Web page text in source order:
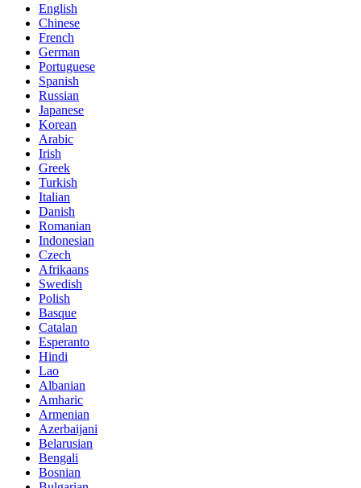
English
Chinese
French
German
Portuguese
Spanish
Russian
Japanese
Korean
Arabic
Irish
Greek
Turkish
Italian
Danish
Romanian
Indonesian
Czech
Afrikaans
Swedish
Polish
Basque
Catalan
Esperanto
Hindi
Lao
Albanian
Amharic
Armenian
Azerbaijani
Belarusian
Bengali
Bosnian